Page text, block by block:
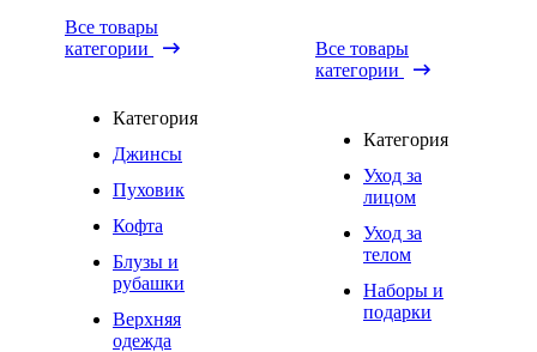
Все товары
категории
Категория
Джинсы
Пуховик
Кофта
Блузы и
рубашки
Верхняя
одежда
Все товары
категории
Категория
Уход за
лицом
Уход за
телом
Наборы и
подарки